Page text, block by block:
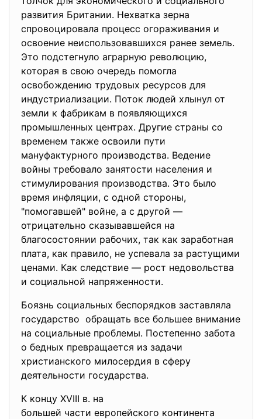
развития Британии. Нехватка зерна
спровоцировала процесс огораживания и
освоение неиспользовавшихся ранее земель.
Это подстегнуло аграрную революцию,
которая в свою очередь помогла
освобождению трудовых ресурсов для
индустриализации. Поток людей хлынул от
земли к фабрикам в появляющихся
промышленных центрах. Другие страны со
временем также освоили пути
мануфактурного производства. Ведение
войны требовало занятости населения и
стимулирования производства. Это было
время инфляции, с одной стороны,
"помогавшей" войне, а с другой —
отрицательно сказывавшейся на
благосостоянии рабочих, так как заработная
плата, как правило, не успевала за растущими
ценами. Как следствие — рост недовольства
и социальной напряженности.
Боязнь социальных беспорядков заставляла
государство обращать все большее внимание
на социальные проблемы. Постепенно забота
о бедных превращается из задачи
христианского милосердия в сферу
деятельности государства.
К концу XVIII в. на
большей части европейского континента